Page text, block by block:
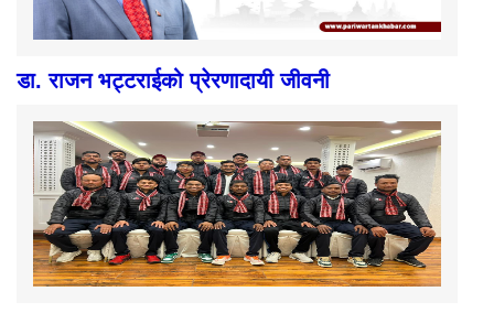
डा. राजन भट्टराईको प्रेरणादायी जीवनी